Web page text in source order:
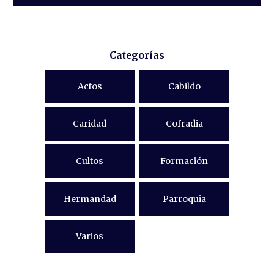
Categorías
Actos Cabildo
Caridad Cofradia
Cultos Formación
Hermandad Parroquia
Varios